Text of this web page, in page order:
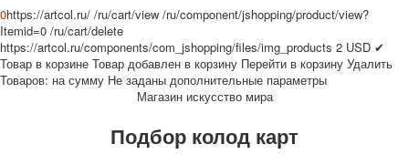
Рекламные
Эротические фотоколоды
Пин-ап
Политические
0https://artcol.ru/ /ru/cart/view /ru/component/jshopping/product/view?
Itemid=0 /ru/cart/delete
https://artcol.ru/components/com_jshopping/files/img_products 2 USD ✔
Товар в корзине Товар добавлен в корзину Перейти в корзину Удалить
Товаров: на сумму Не заданы дополнительные параметры
Магазин искусство мира
Подбор колод карт